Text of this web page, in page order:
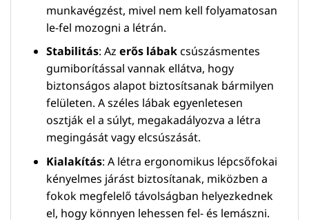
munkavégzést, mivel nem kell folyamatosan
le-fel mozogni a létrán.
Stabilitás: Az erős lábakcsúszásmentes
gumiborítással vannak ellátva, hogy
biztonságos alapot biztosítsanak bármilyen
felületen. A széles lábak egyenletesen
osztják el a súlyt, megakadályozva a létra
megingását vagy elcsúszását.
Kialakítás: A létra ergonomikus lépcsőfokai
kényelmes járást biztosítanak, miközben a
fokok megfelelő távolságban helyezkednek
el, hogy könnyen lehessen fel- és lemászni.